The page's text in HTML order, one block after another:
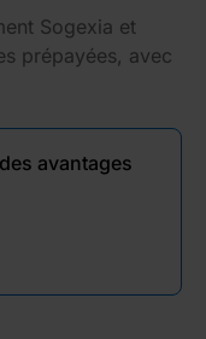
Sogexia et
prépayées, avec
avantages